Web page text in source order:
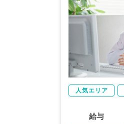
人気エリア
給与